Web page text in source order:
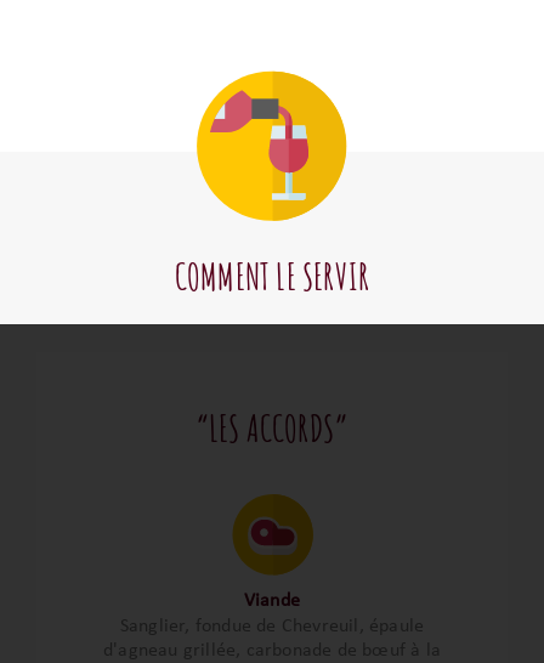
COMMENT LE SERVIR
“LES ACCORDS”
Viande
Sanglier, fondue de Chevreuil, épaule
d'agneau grillée, carbonade de bœuf à la